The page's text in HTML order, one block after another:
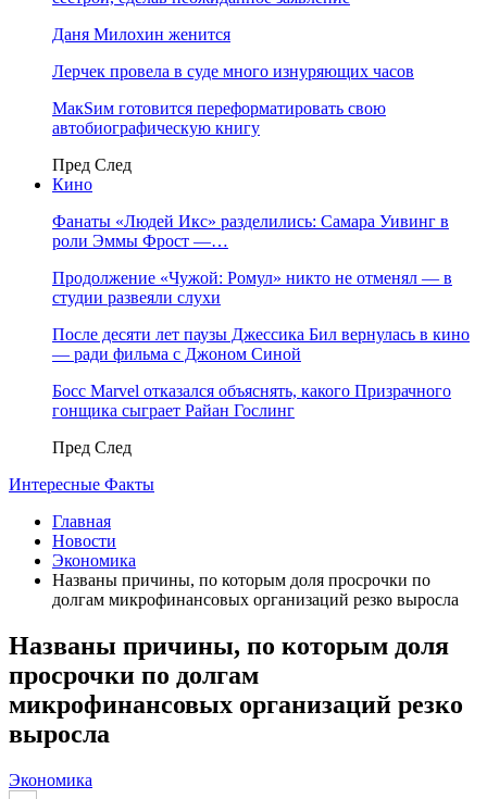
Даня Милохин женится
Лерчек провела в суде много изнуряющих часов
МакSим готовится переформатировать свою
автобиографическую книгу
Пред След
Кино
Фанаты «Людей Икс» разделились: Самара Уивинг в
роли Эммы Фрост —…
Продолжение «Чужой: Ромул» никто не отменял — в
студии развеяли слухи
После десяти лет паузы Джессика Бил вернулась в кино
— ради фильма с Джоном Синой
Босс Marvel отказался объяснять, какого Призрачного
гонщика сыграет Райан Гослинг
Пред След
Интересные Факты
Главная
Новости
Экономика
Названы причины, по которым доля просрочки по
долгам микрофинансовых организаций резко выросла
Названы причины, по которым доля
просрочки по долгам
микрофинансовых организаций резко
выросла
Экономика